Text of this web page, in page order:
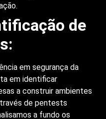
de
em segurança da
em identificar
a construir ambientes
de pentests
a fundo os